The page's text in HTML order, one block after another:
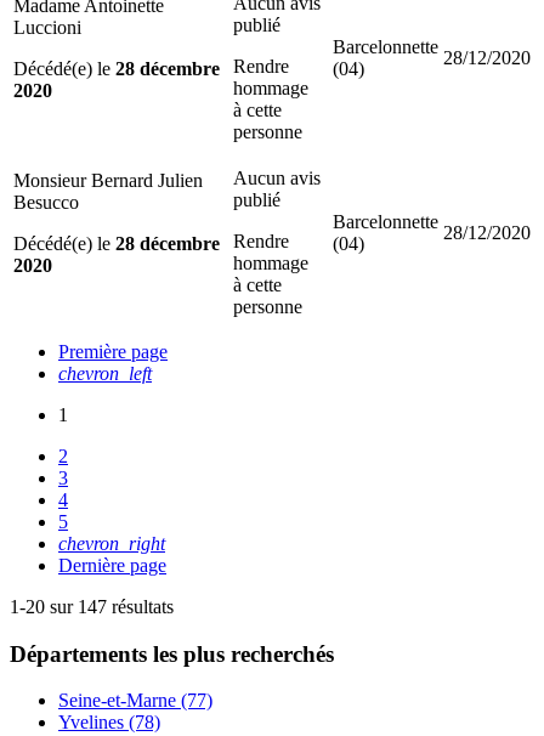
Madame Antoinette
Luccioni
Décédé(e) le 28 décembre
2020
publié
Rendre
hommage
à cette
personne
Barcelonnette
(04)
28/12/2020
Monsieur Bernard Julien
Besucco
Décédé(e) le 28 décembre
2020
Aucun avis
publié
Rendre
hommage
à cette
personne
Barcelonnette
(04)
28/12/2020
Première page
chevron_left
1
2
3
4
5
chevron_right
Dernière page
1-20 sur 147 résultats
Départements les plus recherchés
Seine-et-Marne (77)
Yvelines (78)